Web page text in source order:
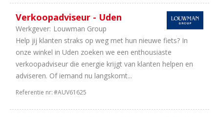
Verkoopadviseur - Uden
Werkgever: Louwman Group
Help jij klanten straks op weg met hun nieuwe fiets? In
onze winkel in Uden zoeken we een enthousiaste
verkoopadviseur die energie krijgt van klanten helpen en
adviseren. Of iemand nu langskomt...
Referentie nr:#AUV61625